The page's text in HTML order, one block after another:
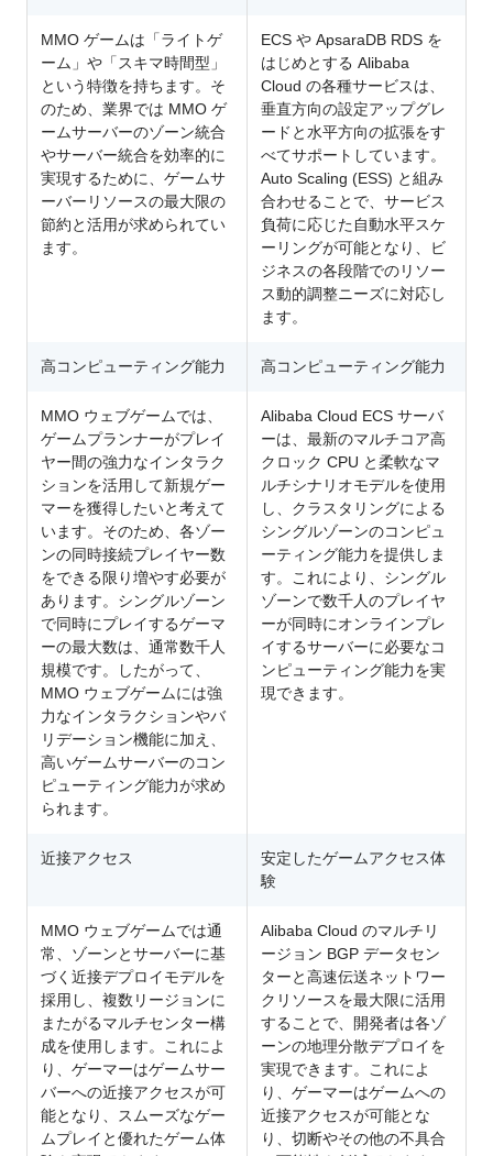
MMO ゲームは「ライトゲ
ーム」や「スキマ時間型」
という特徴を持ちます。そ
のため、業界では MMO ゲ
ームサーバーのゾーン統合
やサーバー統合を効率的に
実現するために、ゲームサ
ーバーリソースの最大限の
節約と活用が求められてい
ます。
ECS や ApsaraDB RDS を
はじめとする Alibaba
Cloud の各種サービスは、
垂直方向の設定アップグレ
ードと水平方向の拡張をす
べてサポートしています。
Auto Scaling (ESS) と組み
合わせることで、サービス
負荷に応じた自動水平スケ
ーリングが可能となり、ビ
ジネスの各段階でのリソー
ス動的調整ニーズに対応し
ます。
高コンピューティング能力 高コンピューティング能力
MMO ウェブゲームでは、
ゲームプランナーがプレイ
ヤー間の強力なインタラク
ションを活用して新規ゲー
マーを獲得したいと考えて
います。そのため、各ゾー
ンの同時接続プレイヤー数
をできる限り増やす必要が
あります。シングルゾーン
で同時にプレイするゲーマ
ーの最大数は、通常数千人
規模です。したがって、
MMO ウェブゲームには強
力なインタラクションやバ
リデーション機能に加え、
高いゲームサーバーのコン
ピューティング能力が求め
られます。
Alibaba Cloud ECS サーバ
ーは、最新のマルチコア高
クロック CPU と柔軟なマ
ルチシナリオモデルを使用
し、クラスタリングによる
シングルゾーンのコンピュ
ーティング能力を提供しま
す。これにより、シングル
ゾーンで数千人のプレイヤ
ーが同時にオンラインプレ
イするサーバーに必要なコ
ンピューティング能力を実
現できます。
近接アクセス
安定したゲームアクセス体
験
MMO ウェブゲームでは通
常、ゾーンとサーバーに基
づく近接デプロイモデルを
採用し、複数リージョンに
またがるマルチセンター構
成を使用します。これによ
り、ゲーマーはゲームサー
バーへの近接アクセスが可
能となり、スムーズなゲー
ムプレイと優れたゲーム体
Alibaba Cloud のマルチリ
ージョン BGP データセン
ターと高速伝送ネットワー
クリソースを最大限に活用
することで、開発者は各ゾ
ーンの地理分散デプロイを
実現できます。これによ
り、ゲーマーはゲームへの
近接アクセスが可能とな
り、切断やその他の不具合